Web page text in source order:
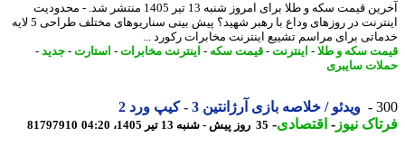
آخرین قیمت سکه و طلا برای امروز شنبه 13 تیر 1405 منتشر شد. - محدودیت
اینترنت در روزهای وداع با رهبر شهید؟ پیش بینی سناریوهای مختلف طراحی 5 لایه
برای مراسم تشییع اینترنت مخابرات رکورد ...
سکه و طلا-اینترنت-قیمت سکه-اینترنت مخابرات- استارت- جدید-
سایبری
ویدئو / خلاصه بازی آرژانتین 3 - کیپ ورد 2
نیوز-اقتصادی-35 روز پیش - شنبه 13 تیر 1405، 04:20 81797910